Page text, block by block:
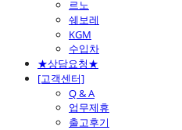
르노
쉐보레
KGM
수입차
★상담요청★
[고객센터]
Q & A
업무제휴
출고후기